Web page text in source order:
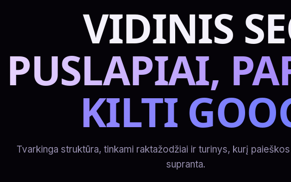
VIDINIS
PUSLAPIAI,
KILTI
Tvarkinga struktūra, tinkami raktažodžiai ir turinys, kurį
supranta.